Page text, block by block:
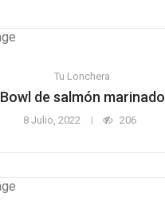
Tu Lonchera
Bowl de salmón marinado
8 Julio, 2022 206